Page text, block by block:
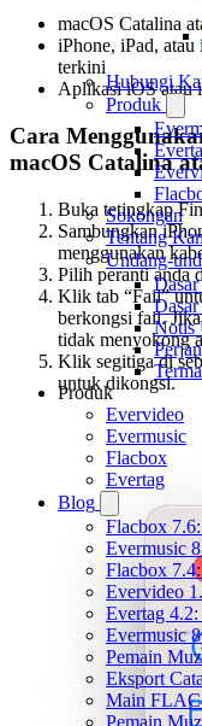
Hubungi
Produk
Sokongan
Tentang
Undang-
Notis
Produk
Evervideo
Evermusic
Flacbox
Evertag
Blog
Flacbox
Evermusic
Flacbox
Evervideo
Evertag 4.2:
Evermusic
Pemain
Eksport
Main FLAC
Pemain
macOS Catalina
iPhone, iPad,
terkini
Aplikasi iOS atau
Cara
macOS Catalina
Buka tetingkap
Sambungkan
menggunakan
Pilih peranti anda
Klik tab “Fail”
berkongsi fail.
tidak menyokong
Klik segitiga di
untuk dikongsi.